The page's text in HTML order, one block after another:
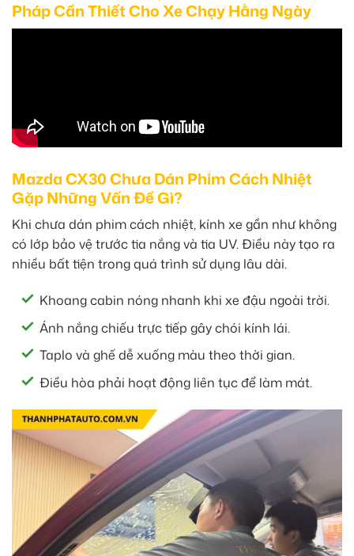
Pháp Cần Thiết Cho Xe Chạy Hằng Ngày
Mazda CX30 Chưa Dán Phim Cách Nhiệt
Gặp Những Vấn Đề Gì?
Khi chưa dán phim cách nhiệt, kính xe gần như không
có lớp bảo vệ trước tia nắng và tia UV. Điều này tạo ra
nhiều bất tiện trong quá trình sử dụng lâu dài.
Khoang cabin nóng nhanh khi xe đậu ngoài trời.
Ánh nắng chiếu trực tiếp gây chói kính lái.
Taplo và ghế dễ xuống màu theo thời gian.
Điều hòa phải hoạt động liên tục để làm mát.